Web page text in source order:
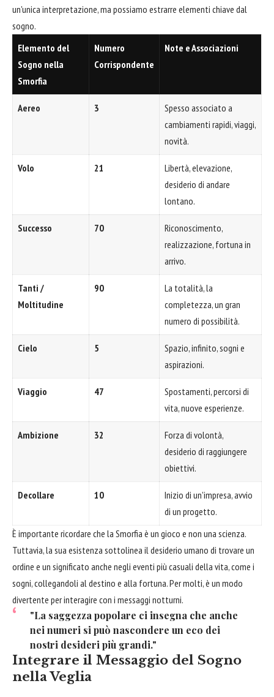
un'unica interpretazione, ma possiamo estrarre elementi chiave dal
sogno.
Elemento del
Sogno nella
Smorfia
Numero
Corrispondente
Note e Associazioni
Aereo 3
Spesso associato a
cambiamenti rapidi, viaggi,
novità.
Volo 21
Libertà, elevazione,
desiderio di andare
lontano.
Successo 70
Riconoscimento,
realizzazione, fortuna in
arrivo.
Tanti /
Moltitudine
90
La totalità, la
completezza, un gran
numero di possibilità.
Cielo 5
Spazio, infinito, sogni e
aspirazioni.
Viaggio 47
Spostamenti, percorsi di
vita, nuove esperienze.
Ambizione 32
Forza di volontà,
desiderio di raggiungere
obiettivi.
Decollare 10
Inizio di un'impresa, avvio
di un progetto.
È importante ricordare che la Smorfia è un gioco e non una scienza.
Tuttavia, la sua esistenza sottolinea il desiderio umano di trovare un
ordine e un significato anche negli eventi più casuali della vita, come i
sogni, collegandoli al destino e alla fortuna. Per molti, è un modo
divertente per interagire con i messaggi notturni.
"La saggezza popolare ci insegna che anche
nei numeri si può nascondere un eco dei
nostri desideri più grandi."
Integrare il Messaggio del Sogno
nella Veglia